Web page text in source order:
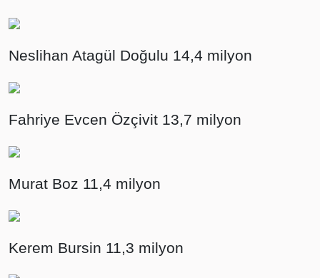
Neslihan Atagül Doğulu 14,4 milyon
Fahriye Evcen Özçivit 13,7 milyon
Murat Boz 11,4 milyon
Kerem Bursin 11,3 milyon